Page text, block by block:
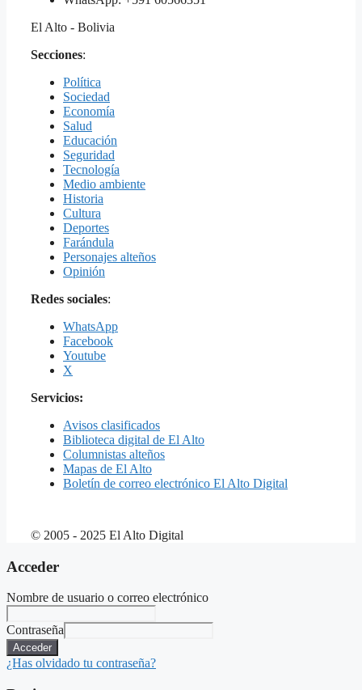
El Alto - Bolivia
Secciones:
Política
Sociedad
Economía
Salud
Educación
Seguridad
Tecnología
Medio ambiente
Historia
Cultura
Deportes
Farándula
Personajes alteños
Opinión
Redes sociales:
WhatsApp
Facebook
Youtube
X
Servicios:
Avisos clasificados
Biblioteca digital de El Alto
Columnistas alteños
Mapas de El Alto
Boletín de correo electrónico El Alto Digital
© 2005 - 2025 El Alto Digital
Acceder
Nombre de usuario o correo electrónico
Contraseña
Acceder
¿Has olvidado tu contraseña?